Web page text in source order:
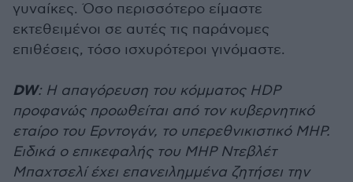
γυναίκες. Όσο περισσότερο είμαστε
εκτεθειμένοι σε αυτές τις παράνομες
επιθέσεις, τόσο ισχυρότεροι γινόμαστε.
DW: Η απαγόρευση του κόμματος HDP
προφανώς προωθείται από τον κυβερνητικό
εταίρο του Ερντογάν, το υπερεθνικιστικό MHP.
Ειδικά ο επικεφαλής του MHP Ντεβλέτ
Μπαχτσελί έχει επανειλημμένα ζητήσει την